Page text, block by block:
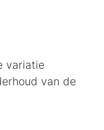
variatie
van de